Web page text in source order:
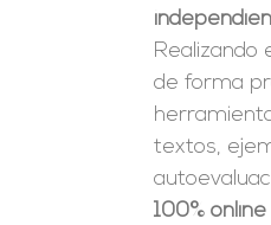
Realizando
de forma
textos,
100% online